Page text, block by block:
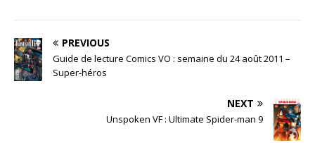
PREVIOUS
Guide de lecture Comics VO : semaine du 24 août 2011 –
Super-héros
NEXT
Unspoken VF : Ultimate Spider-man 9